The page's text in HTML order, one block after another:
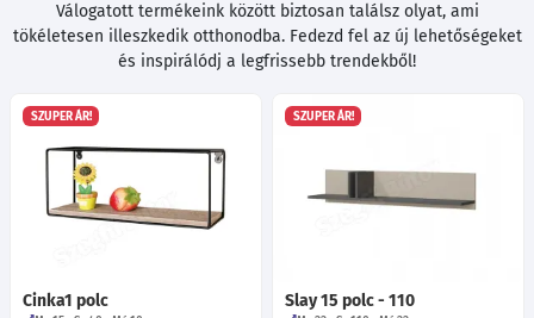
Válogatott termékeink között biztosan találsz olyat, ami
tökéletesen illeszkedik otthonodba. Fedezd fel az új lehetőségeket
és inspirálódj a legfrissebb trendekből!
SZUPER ÁR!
Cinka1 polc
SZUPER ÁR!
Slay 15 polc - 110